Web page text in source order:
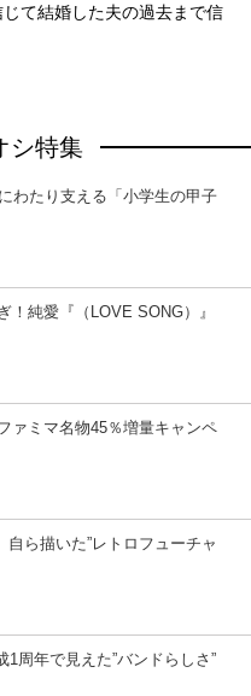
て結婚した夫の過去まで信
シ特集
わたり支える「小学生の甲子
！純愛『（LOVE SONG）』
ァミマ名物45％増量キャンペ
ら描いた”レトロフューチャ
1周年で見えた”バンドらしさ”